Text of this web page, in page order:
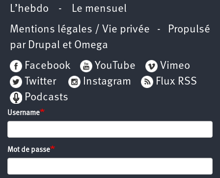
L’hebdo - Le mensuel
Mentions légales / Vie privée - Propulsé
par Drupal et Omega
Facebook
YouTube
Vimeo
Twitter
Instagram
Flux RSS
Podcasts
Username
Mot de passe